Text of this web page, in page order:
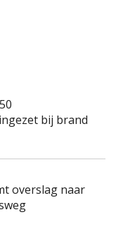
bij brand
overslag naar